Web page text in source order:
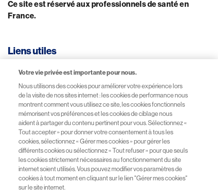
Ce site est réservé aux professionnels de santé en
France.
Liens utiles
Données personnelles
Site Novartis France
Sitemap
Déclaration d'accessibilité : non conforme
Votre vie privée est importante pour nous.
Nous utilisons des cookies pour améliorer votre expérience lors
de la visite de nos sites internet : les cookies de performance nous
montrent comment vous utilisez ce site, les cookies fonctionnels
mémorisent vos préférences et les cookies de ciblage nous
aident à partager du contenu pertinent pour vous. Sélectionnez «
Tout accepter » pour donner votre consentement à tous les
cookies, sélectionnez « Gérer mes cookies » pour gérer les
différents cookies ou sélectionnez « Tout refuser » pour que seuls
les cookies strictement nécessaires au fonctionnement du site
internet soient utilisés. Vous pouvez modifier vos paramètres de
cookies à tout moment en cliquant sur le lien "Gérer mes cookies"
sur le site internet.